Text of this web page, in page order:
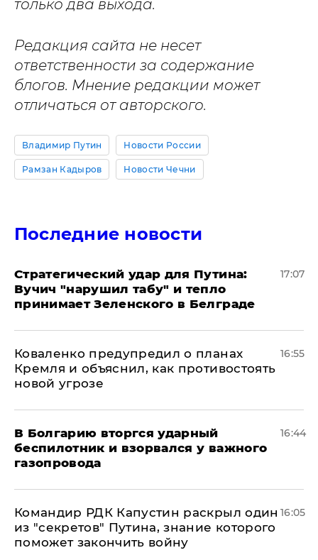
только два выхода.
Редакция сайта не несет
ответственности за содержание
блогов. Мнение редакции может
отличаться от авторского.
Владимир Путин Новости России
Рамзан Кадыров Новости Чечни
Последние новости
Стратегический удар для Путина:
Вучич "нарушил табу" и тепло
принимает Зеленского в Белграде
17:07
Коваленко предупредил о планах
Кремля и объяснил, как противостоять
новой угрозе
16:55
В Болгарию вторгся ударный
беспилотник и взорвался у важного
газопровода
16:44
Командир РДК Капустин раскрыл один
из "секретов" Путина, знание которого
поможет закончить войну
16:05